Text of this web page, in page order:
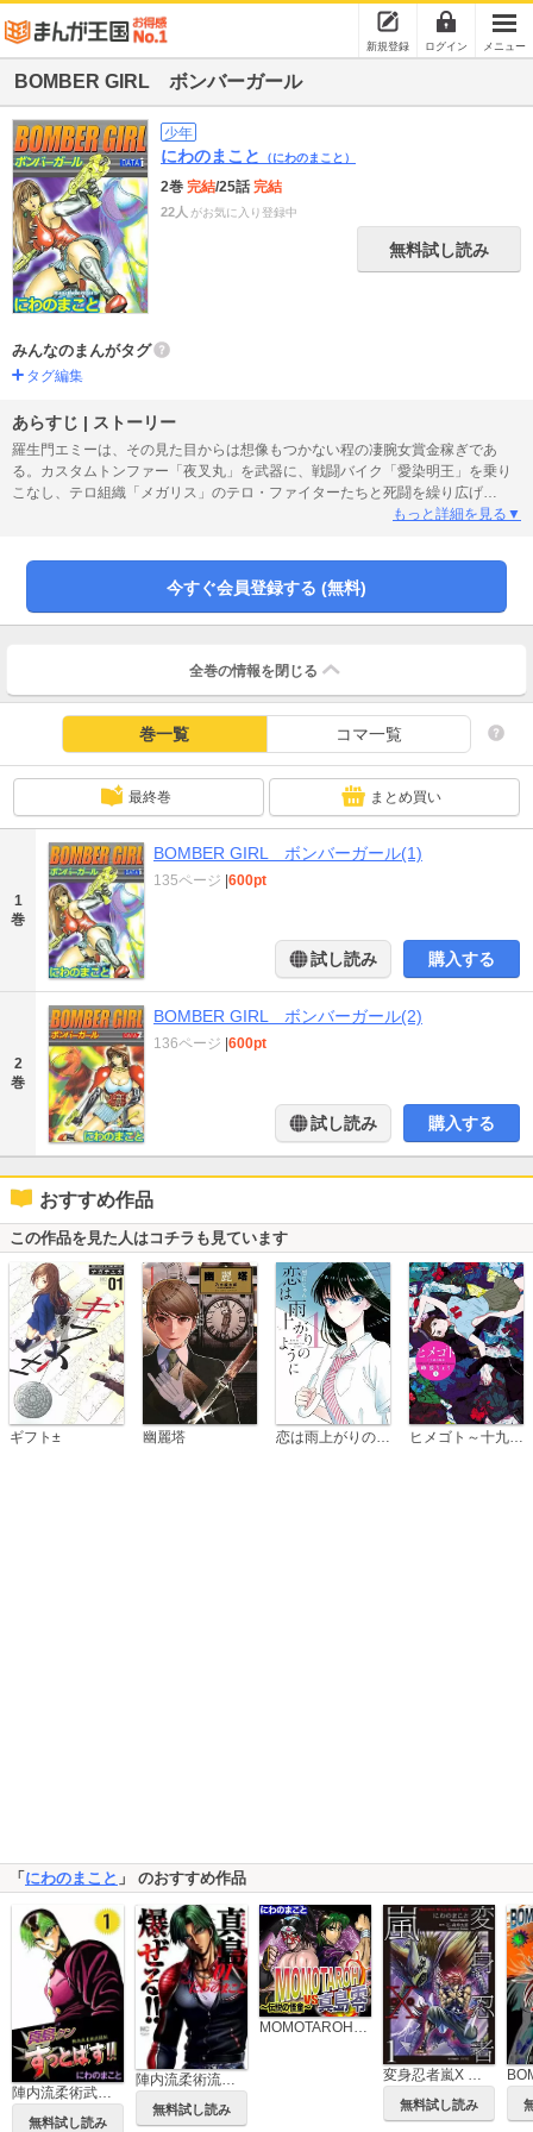
新規登録 ログイン メニュー
BOMBER GIRL ボンバーガール
少年
にわのまこと （にわのまこと）
2巻 完結/25話完結
22人 がお気に入り登録中
無料試し読み
みんなのまんがタグ
タグ編集
あらすじ | ストーリー
羅生門エミーは、その見た目からは想像もつかない程の凄腕女賞金稼ぎであ
る。カスタムトンファー「夜叉丸」を武器に、戦闘バイク「愛染明王」を乗り
こなし、テロ組織「メガリス」のテロ・ファイターたちと死闘を繰り広げ
もっと詳細を見る▼
今すぐ会員登録する (無料)
全巻の情報を 閉じる
巻一覧 コマ一覧
最終巻 まとめ買い
1
巻
BOMBER GIRL ボンバーガール(1)
135ページ |600pt
試し読み 購入する
2
巻
BOMBER GIRL ボンバーガール(2)
136ページ |600pt
試し読み 購入する
おすすめ作品
この作品を見た人はコチラも見ています
ギフト± 幽麗塔 ヒメゴト～十九歳の制服～
「にわのまこと 」 のおすすめ作品
陣内流柔術武闘伝 真島クンすっとばす!!
無料試し読み
無料試し読み 無料試し読み